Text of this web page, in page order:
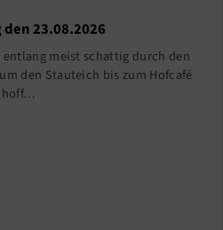
23.08.2026
meist schattig durch den
den Stauteich bis zum Hofcafé
hoff…